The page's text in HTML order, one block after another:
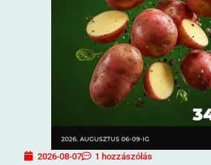
2026-08-07 1 hozzászólás